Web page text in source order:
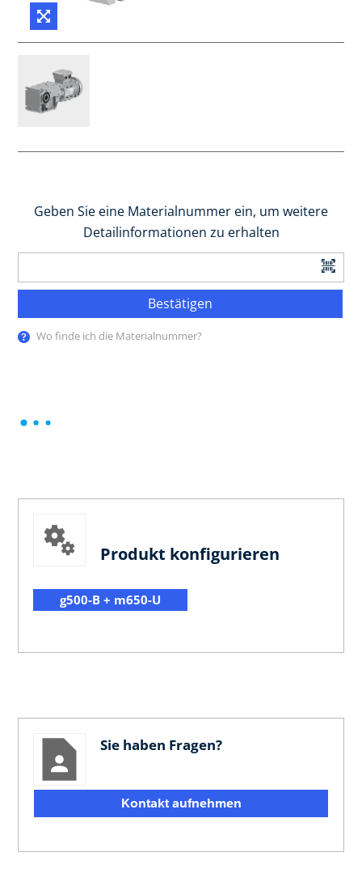
Geben Sie eine Materialnummer ein, um weitere
Detailinformationen zu erhalten
Bestätigen
Wo finde ich die Materialnummer?
Produkt konfigurieren
g500-B + m650-U
Sie haben Fragen?
Kontakt aufnehmen